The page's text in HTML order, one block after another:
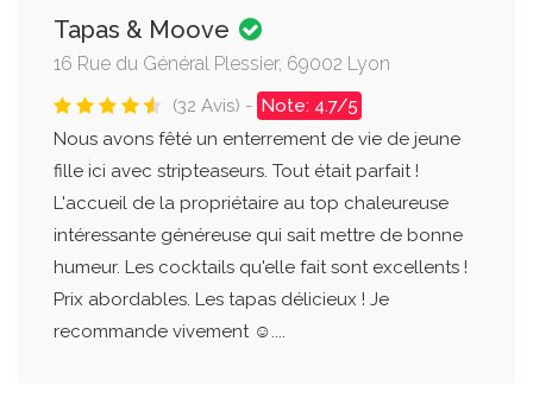
Tapas & Moove
16 Rue du Général Plessier, 69002 Lyon
(32 Avis) - Note: 4.7/5
Nous avons fêté un enterrement de vie de jeune
fille ici avec stripteaseurs. Tout était parfait !
L'accueil de la propriétaire au top chaleureuse
intéressante généreuse qui sait mettre de bonne
humeur. Les cocktails qu'elle fait sont excellents !
Prix abordables. Les tapas délicieux ! Je
recommande vivement ☺️....